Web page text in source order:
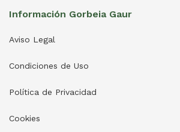
Información Gorbeia Gaur
Aviso Legal
Condiciones de Uso
Política de Privacidad
Cookies